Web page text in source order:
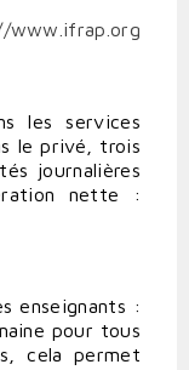
les services
le privé, trois
journalières
nette :
enseignants :
pour tous
cela permet